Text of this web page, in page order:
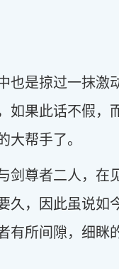
也是掠过一抹激
如果此话不假，
大帮手了。
剑尊者二人，在
久，因此虽说如
有所间隙，细眯